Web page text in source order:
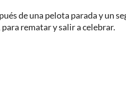
de una pelota parada y un
rematar y salir a celebrar.